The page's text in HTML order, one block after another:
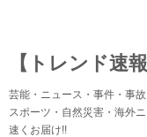
【トレンド速
芸能・ニュース・事件・事
スポーツ・自然災害・海外
速くお届け!!